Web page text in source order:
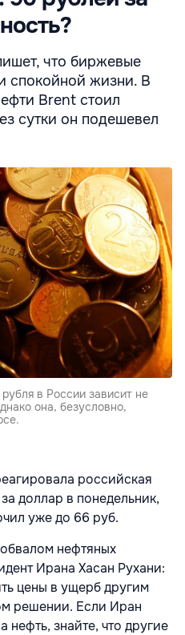
что биржевые
спокойной жизни. В
Brent стоил
сутки он подешевел
в России зависит не
она, безусловно,
российская
доллар в понедельник,
уже до 66 руб.
нефтяных
Ирана Хасан Рухани:
цены в ущерб другим
решении. Если Иран
нефть, знайте, что другие